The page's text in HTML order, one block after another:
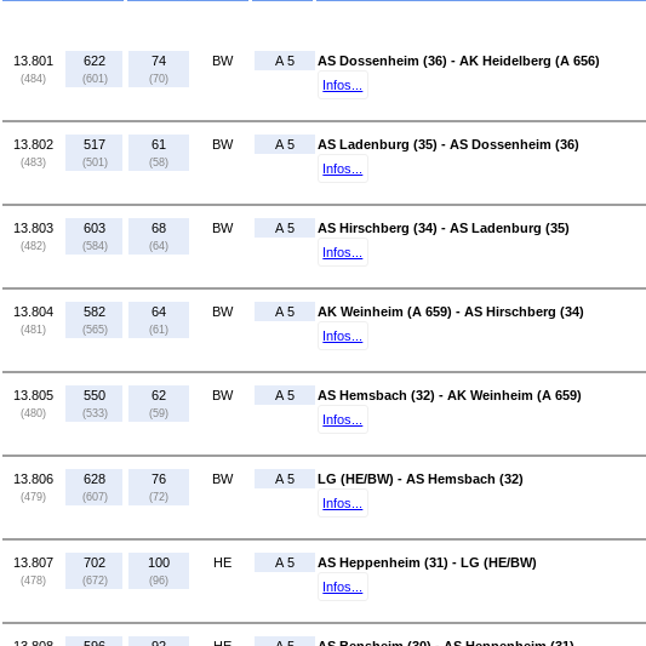
13.801
(484)
622
(601)
74
(70)
BW A 5
AS Dossenheim (36) - AK Heidelberg (A 656)
Infos...
13.802
(483)
517
(501)
61
(58)
BW A 5
AS Ladenburg (35) - AS Dossenheim (36)
Infos...
13.803
(482)
603
(584)
68
(64)
BW A 5
AS Hirschberg (34) - AS Ladenburg (35)
Infos...
13.804
(481)
582
(565)
64
(61)
BW A 5
AK Weinheim (A 659) - AS Hirschberg (34)
Infos...
13.805
(480)
550
(533)
62
(59)
BW A 5
AS Hemsbach (32) - AK Weinheim (A 659)
Infos...
13.806
(479)
628
(607)
76
(72)
BW A 5
LG (HE/BW) - AS Hemsbach (32)
Infos...
13.807
(478)
702
(672)
100
(96)
HE A 5
AS Heppenheim (31) - LG (HE/BW)
Infos...